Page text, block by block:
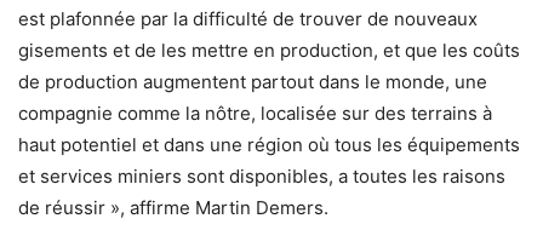
est plafonnée par la difficulté de trouver de nouveaux
gisements et de les mettre en production, et que les coûts
de production augmentent partout dans le monde, une
compagnie comme la nôtre, localisée sur des terrains à
haut potentiel et dans une région où tous les équipements
et services miniers sont disponibles, a toutes les raisons
de réussir », affirme Martin Demers.